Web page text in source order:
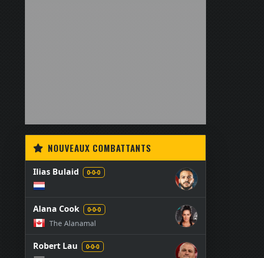
NOUVEAUX COMBATTANTS
Ilias Bulaid 0-0-0
Alana Cook 0-0-0
The Alanamal
Robert Lau 0-0-0